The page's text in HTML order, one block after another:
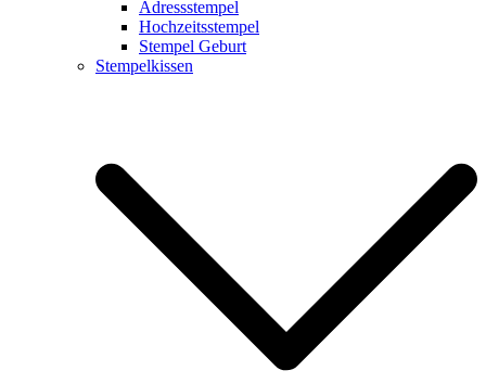
Adressstempel
Hochzeitsstempel
Stempel Geburt
Stempelkissen